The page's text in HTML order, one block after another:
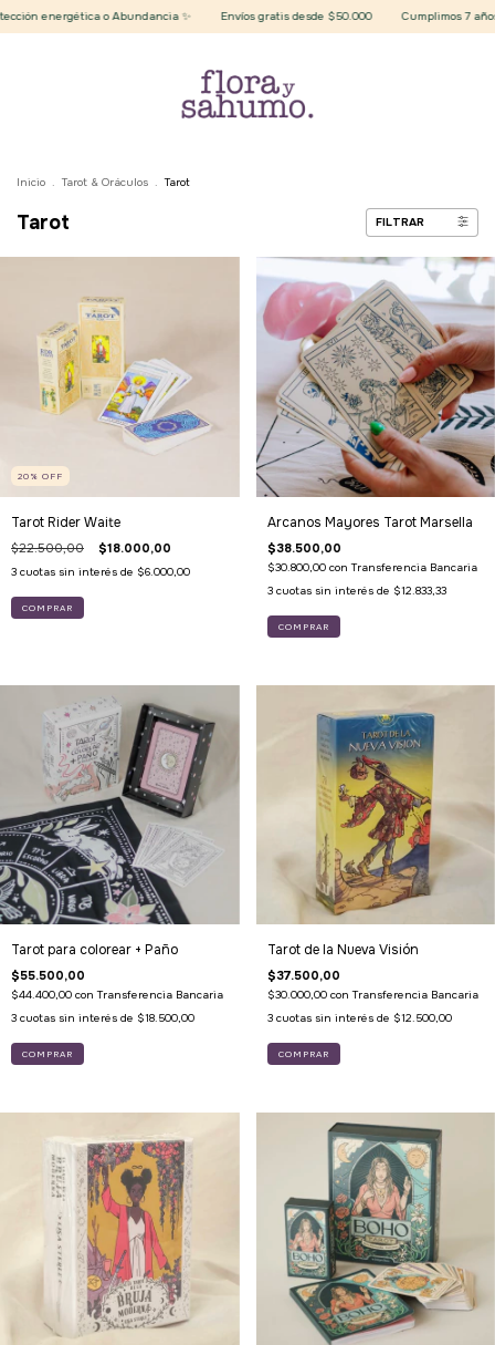
o Abundancia ✨ Envíos gratis desde $50.000 Cumplimos 7 años 🔮
Inicio . Tarot & Oráculos . Tarot
Tarot FILTRAR
20 % OFF
Tarot Rider Waite
$22.500,00 $18.000,00
3 cuotas sin interés de $6.000,00
Arcanos Mayores Tarot Marsella
$38.500,00
$30.800,00 con Transferencia Bancaria
3 cuotas sin interés de $12.833,33
Tarot para colorear + Paño
$55.500,00
$44.400,00 con Transferencia Bancaria
3 cuotas sin interés de $18.500,00
Tarot de la Nueva Visión
$37.500,00
$30.000,00 con Transferencia Bancaria
3 cuotas sin interés de $12.500,00